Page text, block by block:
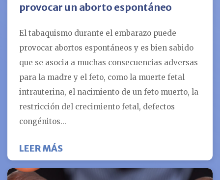
provocar un aborto espontáneo
El tabaquismo durante el embarazo puede
provocar abortos espontáneos y es bien sabido
que se asocia a muchas consecuencias adversas
para la madre y el feto, como la muerte fetal
intrauterina, el nacimiento de un feto muerto, la
restricción del crecimiento fetal, defectos
congénitos...
LEER MÁSSOBRE FUMAR DURANTE EL